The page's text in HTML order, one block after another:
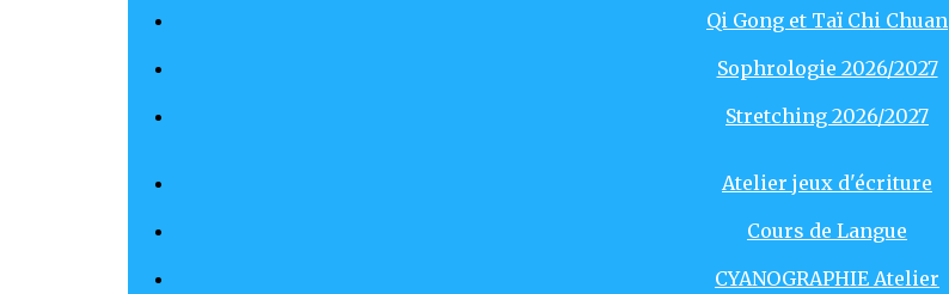
Qi Gong et Taï Chi Chuan
Sophrologie 2026/2027
Stretching 2026/2027
Atelier jeux d'écriture
Cours de Langue
CYANOGRAPHIE Atelier